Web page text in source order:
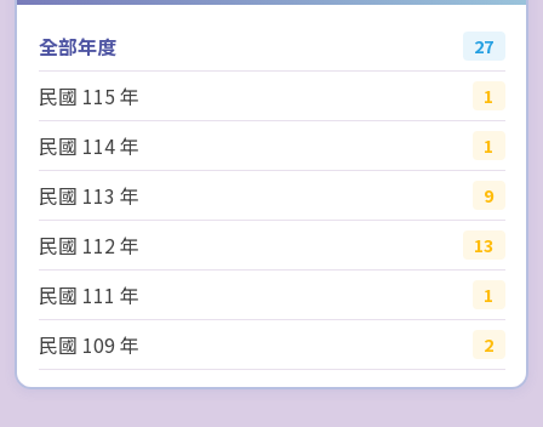
全部年度 27
民國 115 年 1
民國 114 年 1
民國 113 年 9
民國 112 年 13
民國 111 年 1
民國 109 年 2